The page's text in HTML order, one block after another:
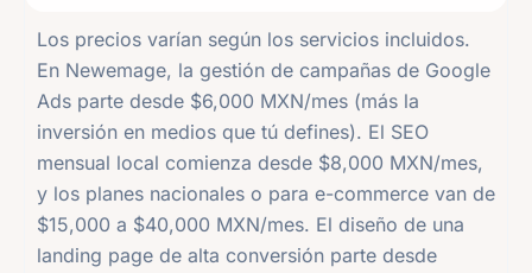
Los precios varían según los servicios incluidos.
En Newemage, la gestión de campañas de Google
Ads parte desde $6,000 MXN/mes (más la
inversión en medios que tú defines). El SEO
mensual local comienza desde $8,000 MXN/mes,
y los planes nacionales o para e-commerce van de
$15,000 a $40,000 MXN/mes. El diseño de una
landing page de alta conversión parte desde